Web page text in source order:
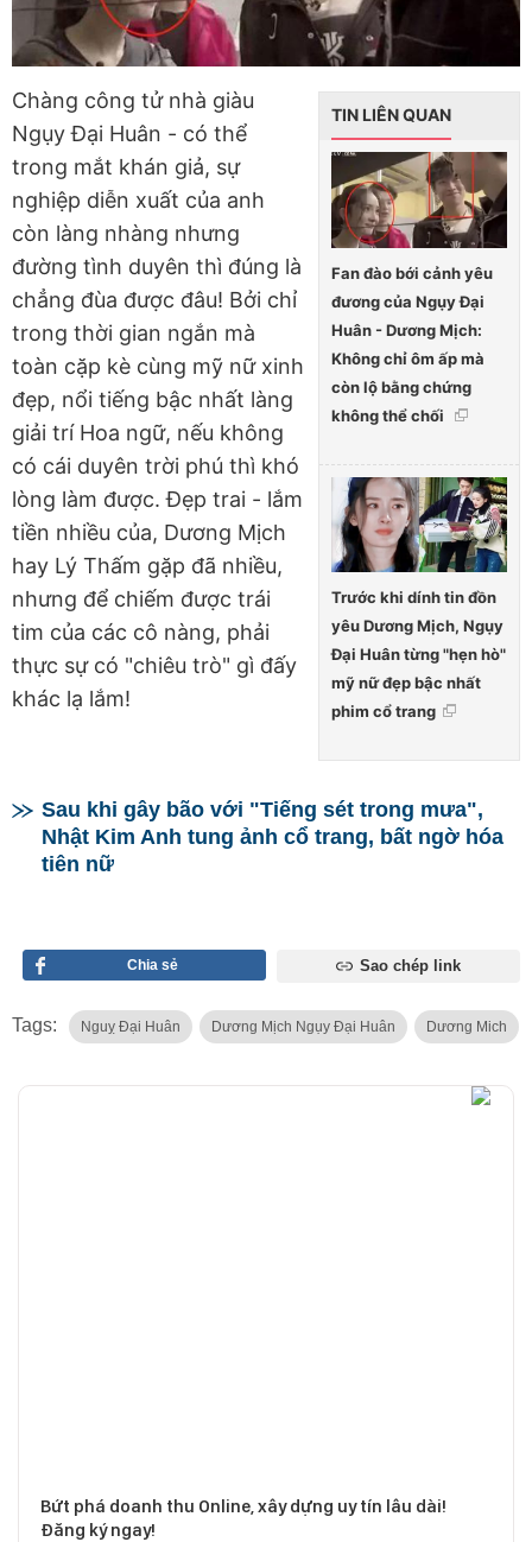
TIN LIÊN QUAN
Fan đào bới cảnh yêu
đương của Ngụy Đại
Huân - Dương Mịch:
Không chỉ ôm ấp mà
còn lộ bằng chứng
không thể chối
Trước khi dính tin đồn
yêu Dương Mịch, Ngụy
Đại Huân từng "hẹn hò"
mỹ nữ đẹp bậc nhất
phim cổ trang
Chàng công tử nhà giàu
Ngụy Đại Huân - có thể
trong mắt khán giả, sự
nghiệp diễn xuất của anh
còn làng nhàng nhưng
đường tình duyên thì đúng là
chẳng đùa được đâu! Bởi chỉ
trong thời gian ngắn mà
toàn cặp kè cùng mỹ nữ xinh
đẹp, nổi tiếng bậc nhất làng
giải trí Hoa ngữ, nếu không
có cái duyên trời phú thì khó
lòng làm được. Đẹp trai - lắm
tiền nhiều của, Dương Mịch
hay Lý Thấm gặp đã nhiều,
nhưng để chiếm được trái
tim của các cô nàng, phải
thực sự có "chiêu trò" gì đấy
khác lạ lắm!
Sau khi gây bão với "Tiếng sét trong mưa",
Nhật Kim Anh tung ảnh cổ trang, bất ngờ hóa
tiên nữ
Chia sẻ Sao chép link
Tags: Nguỵ Đại Huân Dương Mịch Ngụy Đại Huân Dương Mich
Bứt phá doanh thu Online, xây dựng uy tín lâu dài!
Đăng ký ngay!